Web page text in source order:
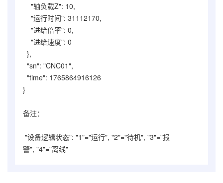
"轴负载Z": 10,
"运行时间": 31112170,
"进给倍率": 0,
"进给速度": 0
},
"sn": "CNC01",
"time": 1765864916126
}
备注：
"设备逻辑状态": "1"="运行", "2"="待机", "3"="报
警", "4"="离线"